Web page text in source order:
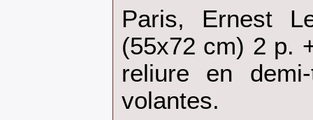
‎Paris, Ernest
(55x72 cm) 2 p.
reliure en
volantes.‎